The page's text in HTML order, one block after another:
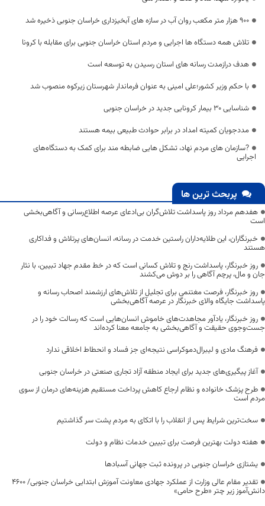
۹۰۰ هزار متر مکعب روان آب در سازه های آبخیزداری خراسان جنوبی ذخیره شد
تلاش همه دستگاه ها اجرایی و مردم استان خراسان جنوبی برای مقابله با کرونا
هدف درازمدت رسانه های استان رسیدن به توسعه است
با حکم وزیر کشور؛علی امینی به عنوان فرماندار شهرستان زیرکوه منصوب شد
شناسایی ۳۰ بیمار کرونایی جدید در خراسان جنوبی
مددجویان کمیته امداد در برابر حوادث طبیعی بیمه هستند
?سازمان های مردم نهاد، تشکل هایی ضابطه مند برای کمک به دستگاه‌های
اجرایی
پربحث ترین ها
هفدهم مرداد روز پاسداشت تلاش‌گران بی‌ادعای عرصه اطلاع‌رسانی و آگاهی‌بخشی
است
خبرنگاران، این طلایه‌داران راستین خدمت در رسانه، انسان‌های پرتلاش و فداکاری
هستند
روز خبرنگار، پاسداشت رنج و تلاش کسانی است که در خط مقدم جهاد تبیین، با نثار
جان و مال، پرچم آگاهی را بر دوش می‌کشند
روز خبرنگار، فرصت مغتنمی برای تجلیل از تلاش‌های ارزشمند اصحاب رسانه و
پاسداشت جایگاه والای خبرنگار در عرصه آگاهی‌بخشی
روز خبرنگار، یادآور مجاهدت‌های خاموش انسان‌هایی است که رسالت خود را در
جست‌وجوی حقیقت و آگاهی‌بخشی به جامعه معنا کرده‌اند
فرهنگ مادی و لیبرال‌دموکراسی نتیجه‌ای جز فساد و انحطاط اخلاقی ندارد
آغاز پیگیری‌های جدید برای ایجاد منطقه آزاد تجاری صنعتی در خراسان جنوبی
طرح پزشک خانواده و نظام ارجاع کاهش پرداخت مستقیم هزینه‌های درمان از سوی
مردم است
سخت‌ترین شرایط پس از انقلاب را با اتکای به مردم پشت سر گذاشتیم
هفته دولت بهترین فرصت برای تبیین خدمات نظام و دولت
یشتازی خراسان جنوبی در پرونده ثبت جهانی آسبادها
تقدیر مقام عالی وزارت از عملکرد جهادی معاونت آموزش ابتدایی خراسان جنوبی/ ۴۶۰۰
دانش‌آموز زیر چتر «طرح حامی»